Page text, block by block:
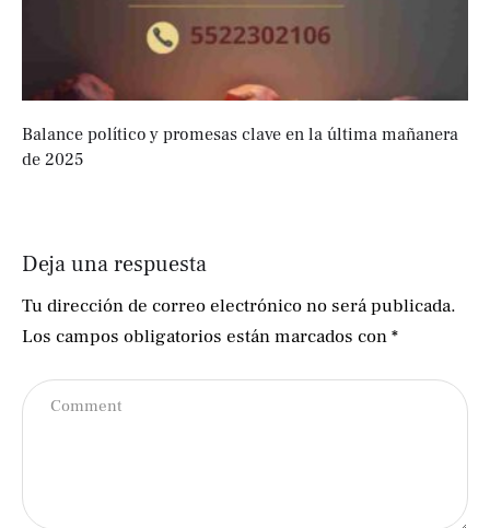
Balance político y promesas clave en la última mañanera
de 2025
Deja una respuesta
Tu dirección de correo electrónico no será publicada.
Los campos obligatorios están marcados con*